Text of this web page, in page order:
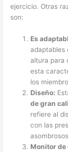
ejercicio. Otras
son:
Es
adaptables
altura para
esta
los
Diseño:
de gran
refiere al
con las
Monitor de